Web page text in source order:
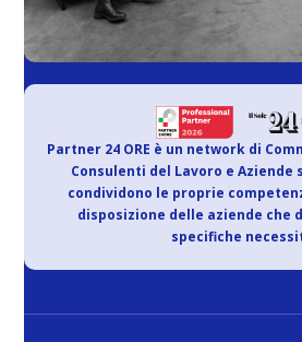
Partner 24 ORE è un network di
Consulenti del Lavoro e Aziende
condividono le proprie
disposizione delle aziende che
specifiche